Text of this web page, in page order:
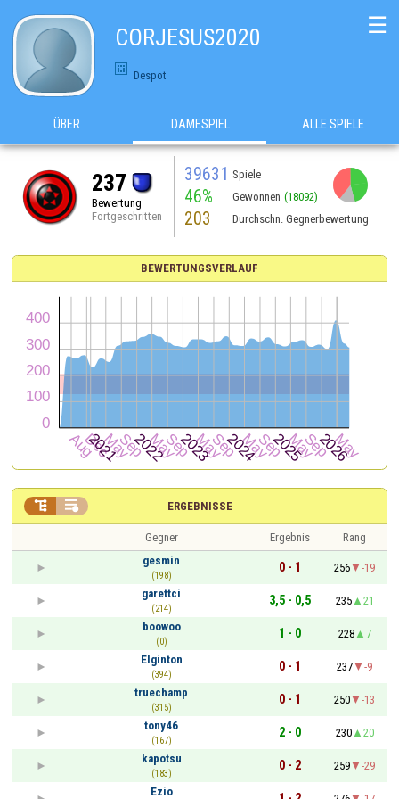
CORJESUS2020
Despot
☰
ÜBER DAMESPIEL ALLE SPIELE
237
Bewertung
Fortgeschritten
39631 Spiele
46% Gewonnen (18092)
203 Durchschn. Gegnerbewertung
BEWERTUNGSVERLAUF
ERGEBNISSE
 
Gegner Ergebnis
Rang
gesmin
(198)
0 - 1 256
-19
garettci
(214)
3,5 - 0,5 235
21
boowoo
(0)
1 - 0 228
7
Elginton
(394)
0 - 1 237
-9
truechamp
(315)
0 - 1 250
-13
tony46
(167)
2 - 0 230
20
kapotsu
(183)
0 - 2 259
-29
Ezio